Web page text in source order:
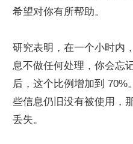
希望对你有所帮助。
研究表明，在一个小时内
息不做任何处理，你会忘
后，这个比例增加到 70%
些信息仍旧没有被使用，
丢失。